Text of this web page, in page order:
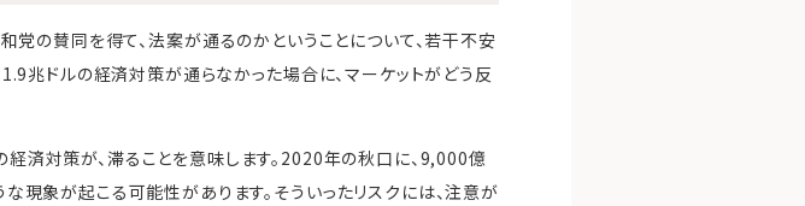
和党の賛同を得て、法案が通るのかということについて、若干不安
兆ドルの経済対策が通らなかった場合に、マーケットがどう反
済対策が、滞ることを意味します。2020年の秋口に、9,000億
現象が起こる可能性があります。そういったリスクには、注意が